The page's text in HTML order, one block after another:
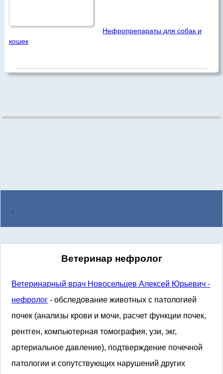
Нефропрепараты для собак и
кошек
.
Ветеринар нефролог
Ветеринарный врач Новосельцев Алексей Юрьевич -
нефролог - обследование животных с патологией
почек (анализы крови и мочи, расчет функции почек,
рентген, компьютерная томография, узи, экг,
артериальное давление), подтверждение почечной
патологии и сопутствующих нарушений других